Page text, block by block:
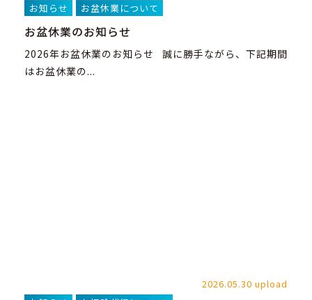
お知らせ
お盆休業について
お盆休業のお知らせ
2026年お盆休業のお知らせ 誠に勝手ながら、下記期間
はお盆休業の...
2026.05.30 upload